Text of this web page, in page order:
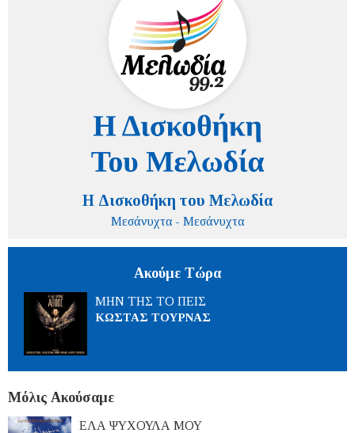
Η Δισκοθήκη του Μελωδία
Μεσάνυχτα - Μεσάνυχτα
Ακούμε Τώρα
ΜΗΝ ΤΗΣ ΤΟ ΠΕΙΣ
ΚΩΣΤΑΣ ΤΟΥΡΝΑΣ
Μόλις Ακούσαμε
ΕΛΑ ΨΥΧΟΥΛΑ ΜΟΥ